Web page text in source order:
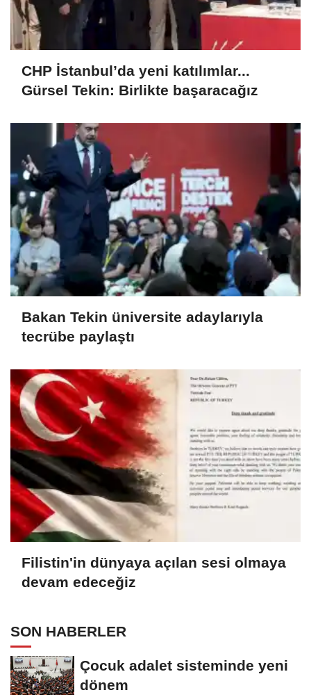
CHP İstanbul’da yeni katılımlar...
Gürsel Tekin: Birlikte başaracağız
Bakan Tekin üniversite adaylarıyla
tecrübe paylaştı
Filistin'in dünyaya açılan sesi olmaya
devam edeceğiz
SON HABERLER
Çocuk adalet sisteminde yeni
dönem